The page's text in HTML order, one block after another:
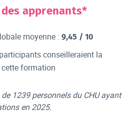
apprenants*
moyenne :9,45 / 10
conseilleraient la
formation
1239 personnels du CHU ayant
en 2025.